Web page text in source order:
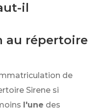
il
au répertoire
de
Sirene si
l'une des